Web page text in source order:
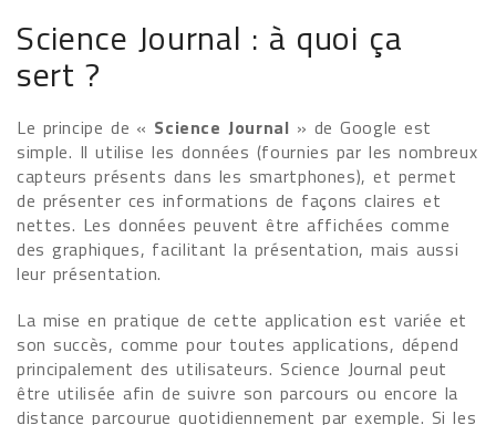
Science Journal : à quoi ça
sert ?
Le principe de « Science Journal » de Google est
simple. Il utilise les données (fournies par les nombreux
capteurs présents dans les smartphones), et permet
de présenter ces informations de façons claires et
nettes. Les données peuvent être affichées comme
des graphiques, facilitant la présentation, mais aussi
leur présentation.
La mise en pratique de cette application est variée et
son succès, comme pour toutes applications, dépend
principalement des utilisateurs. Science Journal peut
être utilisée afin de suivre son parcours ou encore la
distance parcourue quotidiennement par exemple. Si les